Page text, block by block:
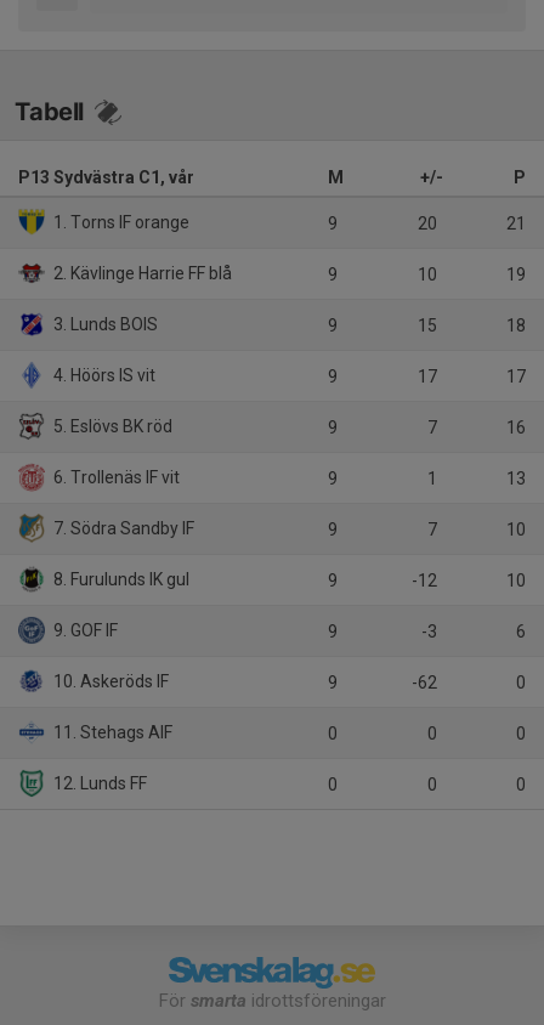
Tabell
P13 Sydvästra C1, vår M +/- P
1. Torns IF orange 9 20 21
2. Kävlinge Harrie FF blå 9 10 19
3. Lunds BOIS 9 15 18
4. Höörs IS vit 9 17 17
5. Eslövs BK röd 9 7 16
6. Trollenäs IF vit 9 1 13
7. Södra Sandby IF 9 7 10
8. Furulunds IK gul 9 -12 10
9. GOF IF 9 -3 6
10. Askeröds IF 9 -62 0
11. Stehags AIF 0 0 0
12. Lunds FF 0 0 0
För smarta idrottsföreningar